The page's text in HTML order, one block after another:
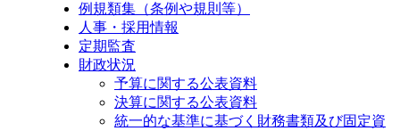
例規類集（条例や規則等）
人事・採用情報
定期監査
財政状況
予算に関する公表資料
決算に関する公表資料
統一的な基準に基づく財務書類及び固定資